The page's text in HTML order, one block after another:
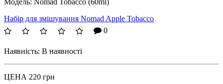
Набір для змішування Nomad Apple Tobacco
0
Наявність: В наявності
ЦЕНА 220 грн